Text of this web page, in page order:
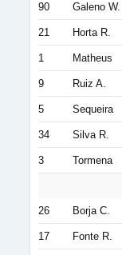
90 Galeno W.
21 Horta R.
1 Matheus
9 Ruiz A.
5 Sequeira
34 Silva R.
3 Tormena
26 Borja C.
17 Fonte R.